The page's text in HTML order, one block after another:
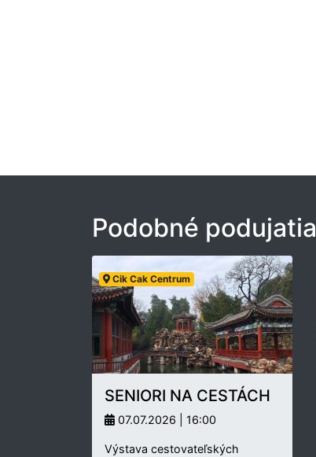
Podobné podujatia
Cik Cak Centrum
SENIORI NA CESTÁCH
07.07.2026 | 16:00
Výstava cestovateľských